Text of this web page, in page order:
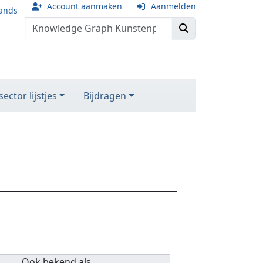
Account aanmaken Aanmelden
lijstjes Bijdragen